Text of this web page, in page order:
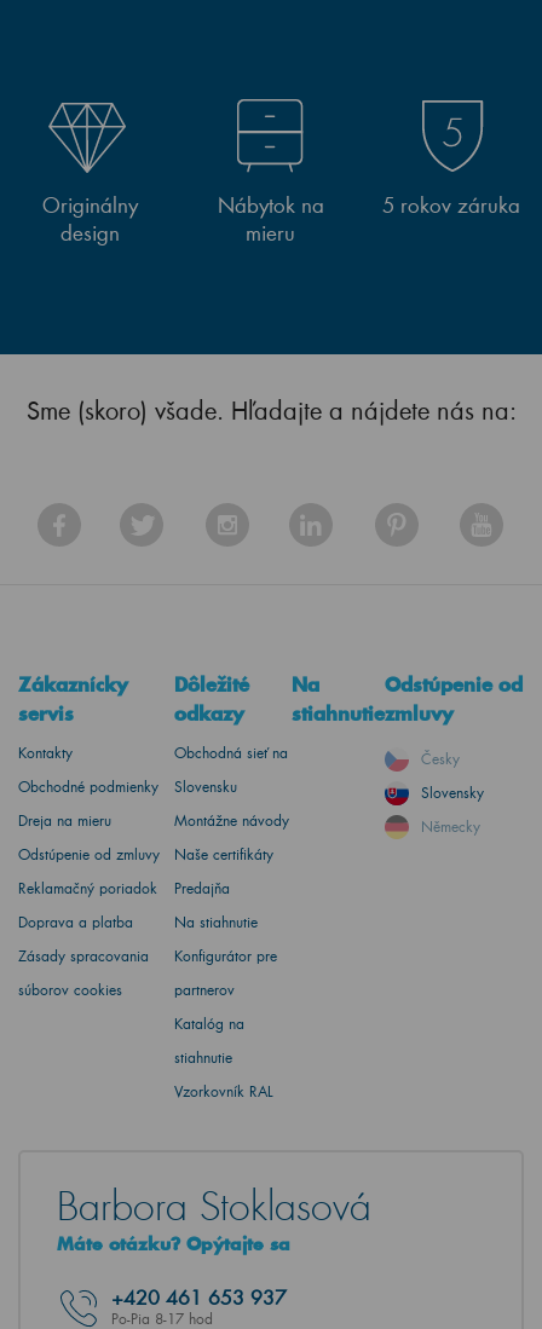
Originálny
design
Nábytok na
mieru
5 rokov záruka
Sme (skoro) všade. Hľadajte a nájdete nás na:
Zákaznícky
servis
Kontakty
Obchodné podmienky
Dreja na mieru
Odstúpenie od zmluvy
Reklamačný poriadok
Doprava a platba
Zásady spracovania
súborov cookies
Dôležité
odkazy
Obchodná sieť na
Slovensku
Montážne návody
Naše certifikáty
Predajňa
Na stiahnutie
Konfigurátor pre
partnerov
Katalóg na
stiahnutie
Vzorkovník RAL
Na
stiahnutie
Odstúpenie od
zmluvy
Česky
Slovensky
Německy
Barbora Stoklasová
Máte otázku? Opýtajte sa
+420 461 653 937
Po-Pia 8-17 hod